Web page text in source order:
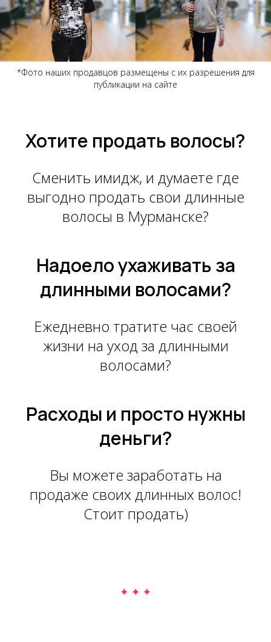
*Фото наших продавцов размещены с их разрешения для
публикации на сайте
Хотите продать волосы?
Сменить имидж, и думаете где
выгодно продать свои длинные
волосы в Мурманске?
Надоело ухаживать за
длинными волосами?
Ежедневно тратите час своей
жизни на уход за длинными
волосами?
Расходы и просто нужны
деньги?
Вы можете заработать на
продаже своих длинных волос!
Стоит продать)